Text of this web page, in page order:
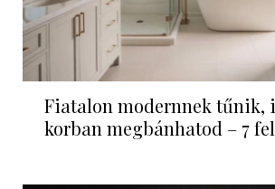
Fiatalon modernnek tűnik,
korban megbánhatod – 7